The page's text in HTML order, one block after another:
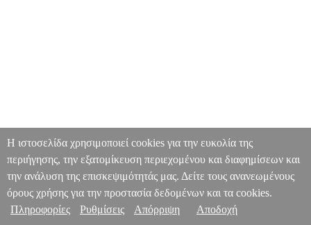
Η ιστοσελίδα χρησιμοποιεί cookies για την ευκολία της
περιήγησης, την εξατομίκευση περιεχομένου και διαφημίσεων και
την ανάλυση της επισκεψιμότητάς μας. Δείτε τους ανανεωμένους
όρους χρήσης για την προστασία δεδομένων και τα cookies.
Πληροφορίες
Ρυθμίσεις Απόρριψη Αποδοχή